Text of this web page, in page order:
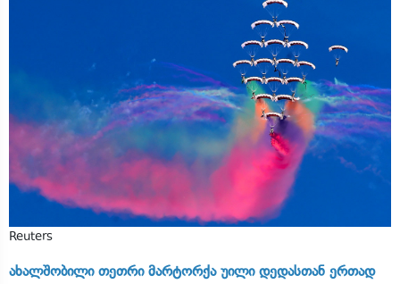
Reuters
ახალშობილი თეთრი მარტორქა უილი დედასთან ერთად